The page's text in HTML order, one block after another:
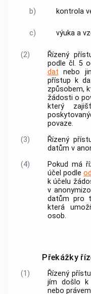
b) kontrola
c) výuka a
(2)
Řízený
podle čl. 5
dat nebo
přístup k
způsobem,
žádosti o
který
povaze.
(3)
Řízený
datům v
(4)
Pokud má
účel podle
k účelu
v
datům pro
která
osob.
Překážky
(1)
Řízený
jím došlo k
nebo